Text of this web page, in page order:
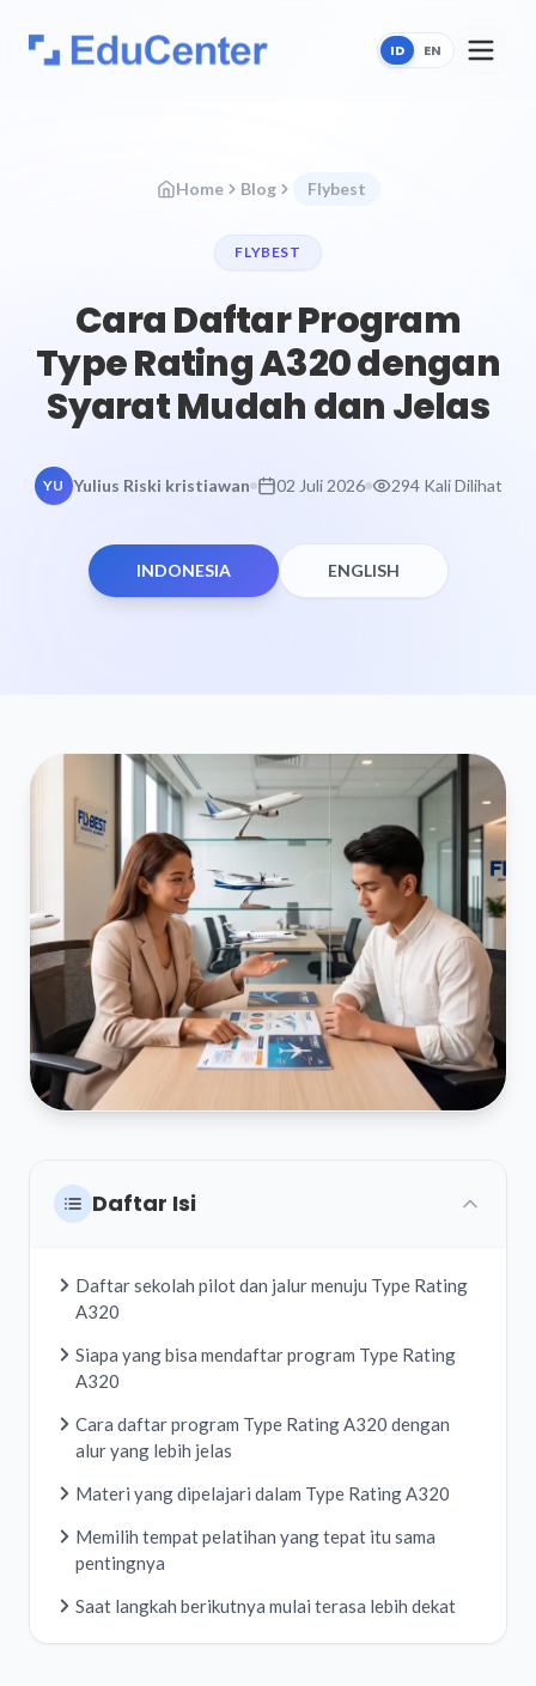
ID EN
Home Blog Flybest
FLYBEST
Cara Daftar Program
Type Rating A320 dengan
Syarat Mudah dan Jelas
YU Yulius Riski kristiawan 02 Juli 2026 294 Kali Dilihat
INDONESIA ENGLISH
Daftar Isi
Daftar sekolah pilot dan jalur menuju Type Rating
A320
Siapa yang bisa mendaftar program Type Rating
A320
Cara daftar program Type Rating A320 dengan
alur yang lebih jelas
Materi yang dipelajari dalam Type Rating A320
Memilih tempat pelatihan yang tepat itu sama
pentingnya
Saat langkah berikutnya mulai terasa lebih dekat